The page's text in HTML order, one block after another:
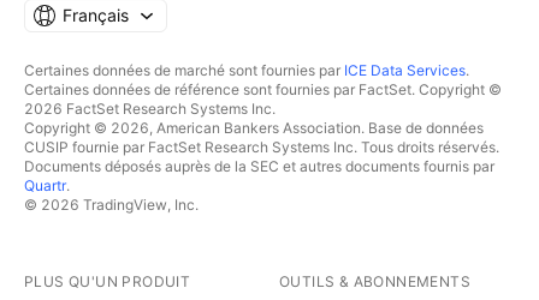
Français
Certaines données de marché sont fournies par ICE Data Services.
Certaines données de référence sont fournies par FactSet. Copyright ©
2026 FactSet Research Systems Inc.
Copyright © 2026, American Bankers Association. Base de données
CUSIP fournie par FactSet Research Systems Inc. Tous droits réservés.
Documents déposés auprès de la SEC et autres documents fournis par
Quartr.
© 2026 TradingView, Inc.
PLUS QU'UN PRODUIT OUTILS & ABONNEMENTS